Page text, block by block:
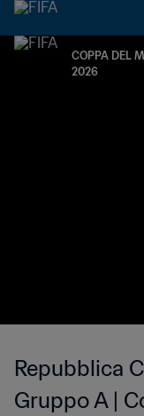
COPPA DEL
2026
Repubblica
Gruppo A |